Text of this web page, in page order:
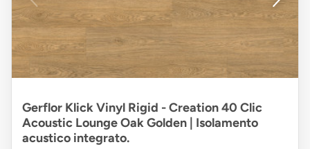
Gerflor Klick Vinyl Rigid - Creation 40 Clic
Acoustic Lounge Oak Golden | Isolamento
acustico integrato.